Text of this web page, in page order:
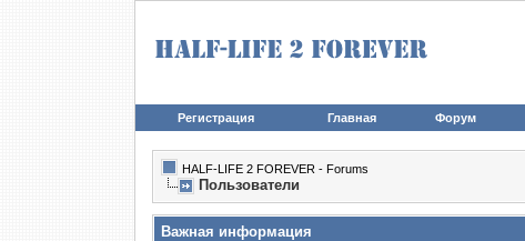
Регистрация Главная Форум
HALF-LIFE 2 FOREVER - Forums
Пользователи
Важная информация